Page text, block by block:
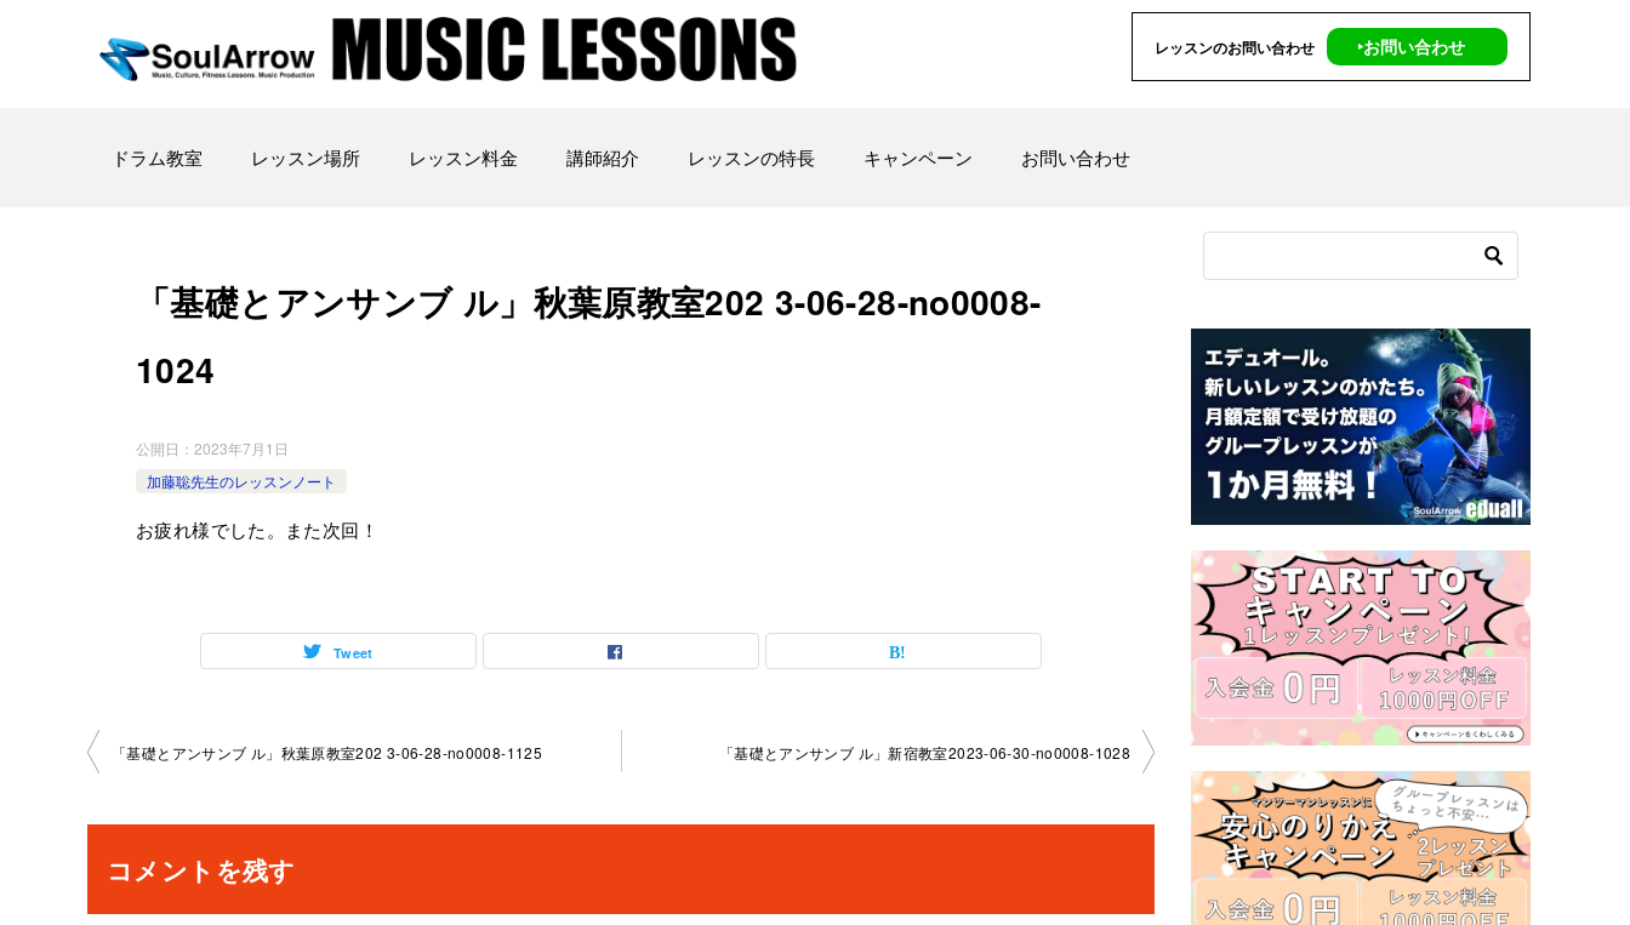
レッスンのお問い合わせ ‣お問い合わせ
ドラム教室 レッスン場所 レッスン料金 講師紹介 レッスンの特長 キャンペーン お問い合わせ
「基礎とアンサンブ ル」秋葉原教室202 3-06-28-no0008-
1024
公開日： 2023年7月1日
加藤聡先生のレッスンノート
お疲れ様でした。また次回！
Tweet
投
ナ
ビ
「基礎とアンサンブ ル」秋葉原教室202 3-06-28-no0008-1125 「基礎とアンサンブ ル」新宿教室2023-06-30-no0008-1028
コメントを残す